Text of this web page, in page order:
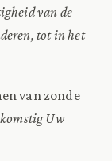
van de
tot in het
van zonde
Uw